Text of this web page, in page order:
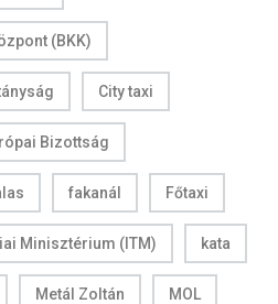
(BKK)
City taxi
Bizottság
fakanál Főtaxi
Minisztérium (ITM) kata
Metál Zoltán MOL